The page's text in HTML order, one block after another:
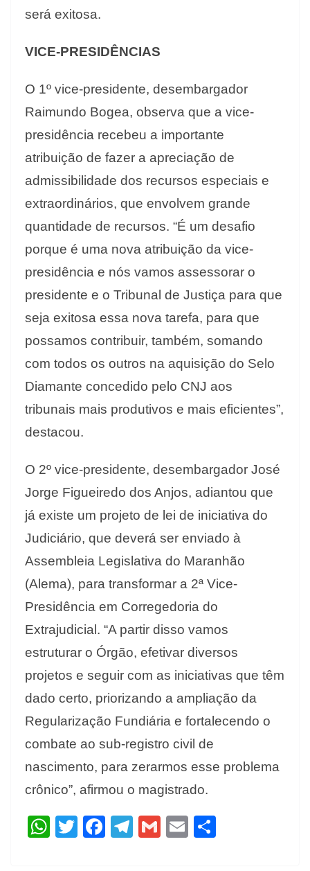
será exitosa.
VICE-PRESIDÊNCIAS
O 1º vice-presidente, desembargador
Raimundo Bogea, observa que a vice-
presidência recebeu a importante
atribuição de fazer a apreciação de
admissibilidade dos recursos especiais e
extraordinários, que envolvem grande
quantidade de recursos. “É um desafio
porque é uma nova atribuição da vice-
presidência e nós vamos assessorar o
presidente e o Tribunal de Justiça para que
seja exitosa essa nova tarefa, para que
possamos contribuir, também, somando
com todos os outros na aquisição do Selo
Diamante concedido pelo CNJ aos
tribunais mais produtivos e mais eficientes”,
destacou.
O 2º vice-presidente, desembargador José
Jorge Figueiredo dos Anjos, adiantou que
já existe um projeto de lei de iniciativa do
Judiciário, que deverá ser enviado à
Assembleia Legislativa do Maranhão
(Alema), para transformar a 2ª Vice-
Presidência em Corregedoria do
Extrajudicial. “A partir disso vamos
estruturar o Órgão, efetivar diversos
projetos e seguir com as iniciativas que têm
dado certo, priorizando a ampliação da
Regularização Fundiária e fortalecendo o
combate ao sub-registro civil de
nascimento, para zerarmos esse problema
crônico”, afirmou o magistrado.
W T F T G E